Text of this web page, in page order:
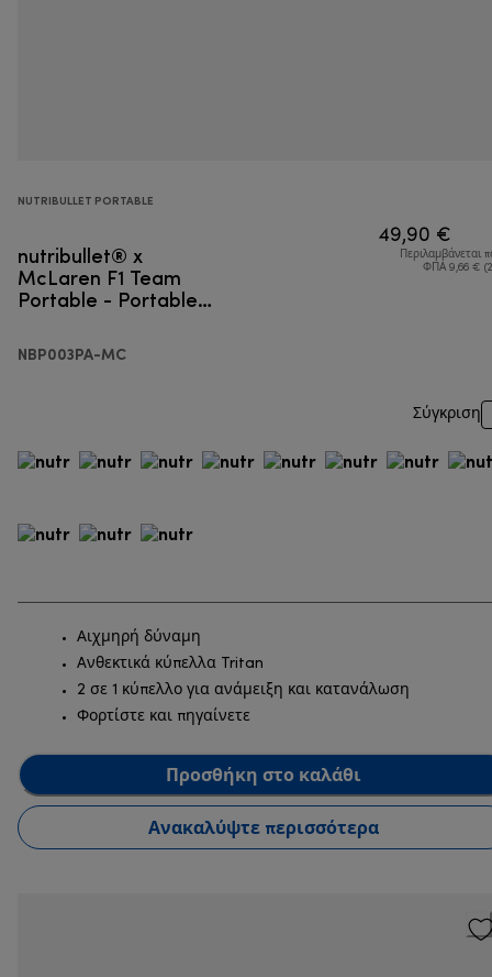
NUTRIBULLET PORTABLE
nutribullet® x
McLaren F1 Team
Portable - Portable
NBP003PA-MC
49,90 €
Περιλαμβάνεται
ΦΠΑ 9,66 €
Σύγκριση
Αιχμηρή δύναμη
Aνθεκτικά κύπελλα Tritan
2 σε 1 κύπελλο για ανάμειξη και κατανάλωση
Φορτίστε και πηγαίνετε
Προσθήκη στο καλάθι
Ανακαλύψτε περισσότερα